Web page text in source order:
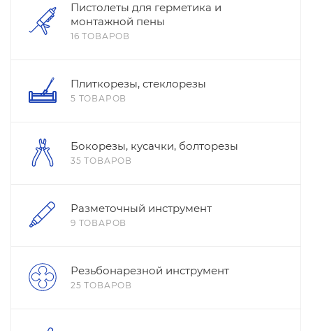
Пистолеты для герметика и
монтажной пены
16 ТОВАРОВ
Плиткорезы, стеклорезы
5 ТОВАРОВ
Бокорезы, кусачки, болторезы
35 ТОВАРОВ
Разметочный инструмент
9 ТОВАРОВ
Резьбонарезной инструмент
25 ТОВАРОВ